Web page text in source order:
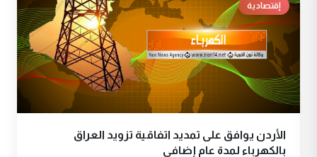
إقتصادية
الأردن يوافق على تمديد اتفاقية تزويد العراق
بالكهرباء لمدة عام إضافي